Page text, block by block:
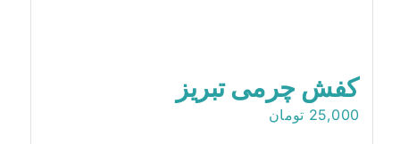
کفش چرمی تبریز
25,000 تومان